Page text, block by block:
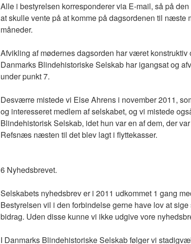
Alle i bestyrelsen korresponderer via E-mail, så på
at skulle vente på at komme på dagsordenen til næste
måneder.
Afvikling af mødernes dagsorden har været
Danmarks Blindehistoriske Selskab har igangsat og
under punkt 7.
Desværre mistede vi Else Ahrens i november 2011,
og interesseret medlem af selskabet, og vi mistede
Blindehistorisk Selskab, idet hun var en af dem, der
Refsnæs næsten til det blev lagt i flyttekasser.
6 Nyhedsbrevet.
Selskabets nyhedsbrev er i 2011 udkommet 1 gang
Bestyrelsen vil i den forbindelse gerne have lov at
bidrag. Uden disse kunne vi ikke udgive vore
I Danmarks Blindehistoriske Selskab følger vi